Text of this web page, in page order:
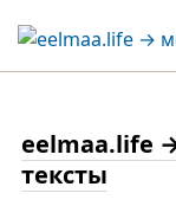
eelmaa.life
тексты